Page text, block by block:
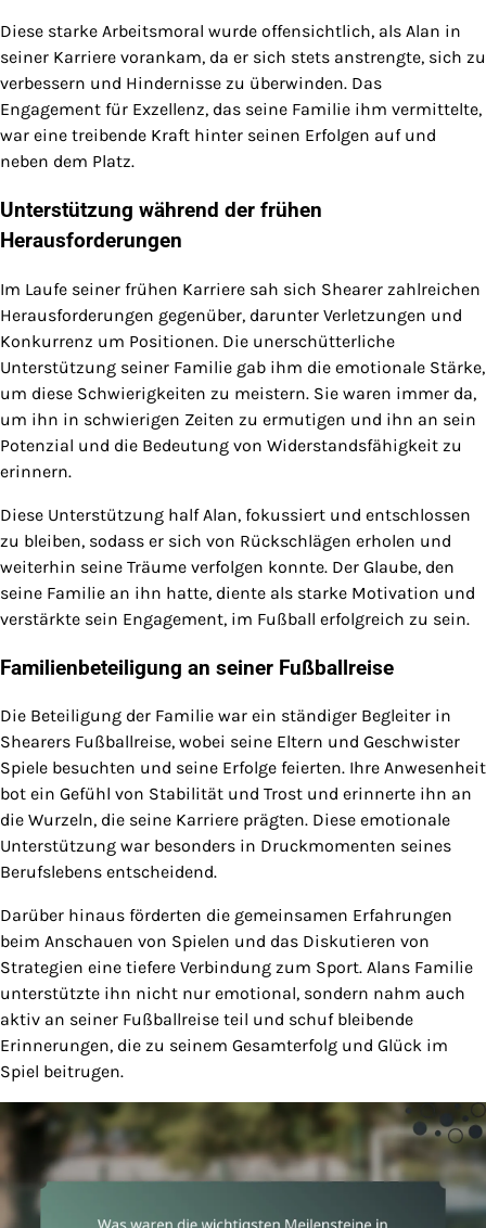
Diese starke Arbeitsmoral wurde offensichtlich, als Alan in
seiner Karriere vorankam, da er sich stets anstrengte, sich zu
verbessern und Hindernisse zu überwinden. Das
Engagement für Exzellenz, das seine Familie ihm vermittelte,
war eine treibende Kraft hinter seinen Erfolgen auf und
neben dem Platz.
Unterstützung während der frühen
Herausforderungen
Im Laufe seiner frühen Karriere sah sich Shearer zahlreichen
Herausforderungen gegenüber, darunter Verletzungen und
Konkurrenz um Positionen. Die unerschütterliche
Unterstützung seiner Familie gab ihm die emotionale Stärke,
um diese Schwierigkeiten zu meistern. Sie waren immer da,
um ihn in schwierigen Zeiten zu ermutigen und ihn an sein
Potenzial und die Bedeutung von Widerstandsfähigkeit zu
erinnern.
Diese Unterstützung half Alan, fokussiert und entschlossen
zu bleiben, sodass er sich von Rückschlägen erholen und
weiterhin seine Träume verfolgen konnte. Der Glaube, den
seine Familie an ihn hatte, diente als starke Motivation und
verstärkte sein Engagement, im Fußball erfolgreich zu sein.
Familienbeteiligung an seiner Fußballreise
Die Beteiligung der Familie war ein ständiger Begleiter in
Shearers Fußballreise, wobei seine Eltern und Geschwister
Spiele besuchten und seine Erfolge feierten. Ihre Anwesenheit
bot ein Gefühl von Stabilität und Trost und erinnerte ihn an
die Wurzeln, die seine Karriere prägten. Diese emotionale
Unterstützung war besonders in Druckmomenten seines
Berufslebens entscheidend.
Darüber hinaus förderten die gemeinsamen Erfahrungen
beim Anschauen von Spielen und das Diskutieren von
Strategien eine tiefere Verbindung zum Sport. Alans Familie
unterstützte ihn nicht nur emotional, sondern nahm auch
aktiv an seiner Fußballreise teil und schuf bleibende
Erinnerungen, die zu seinem Gesamterfolg und Glück im
Spiel beitrugen.